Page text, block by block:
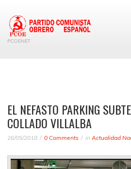
PCOENET
EL NEFASTO PARKING
COLLADO VILLALBA
26/05/2018 0 Comments in Actualidad